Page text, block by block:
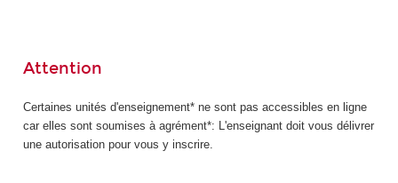
Attention
Certaines unités d'enseignement* ne sont pas accessibles en ligne
car elles sont soumises à agrément*: L'enseignant doit vous délivrer
une autorisation pour vous y inscrire.